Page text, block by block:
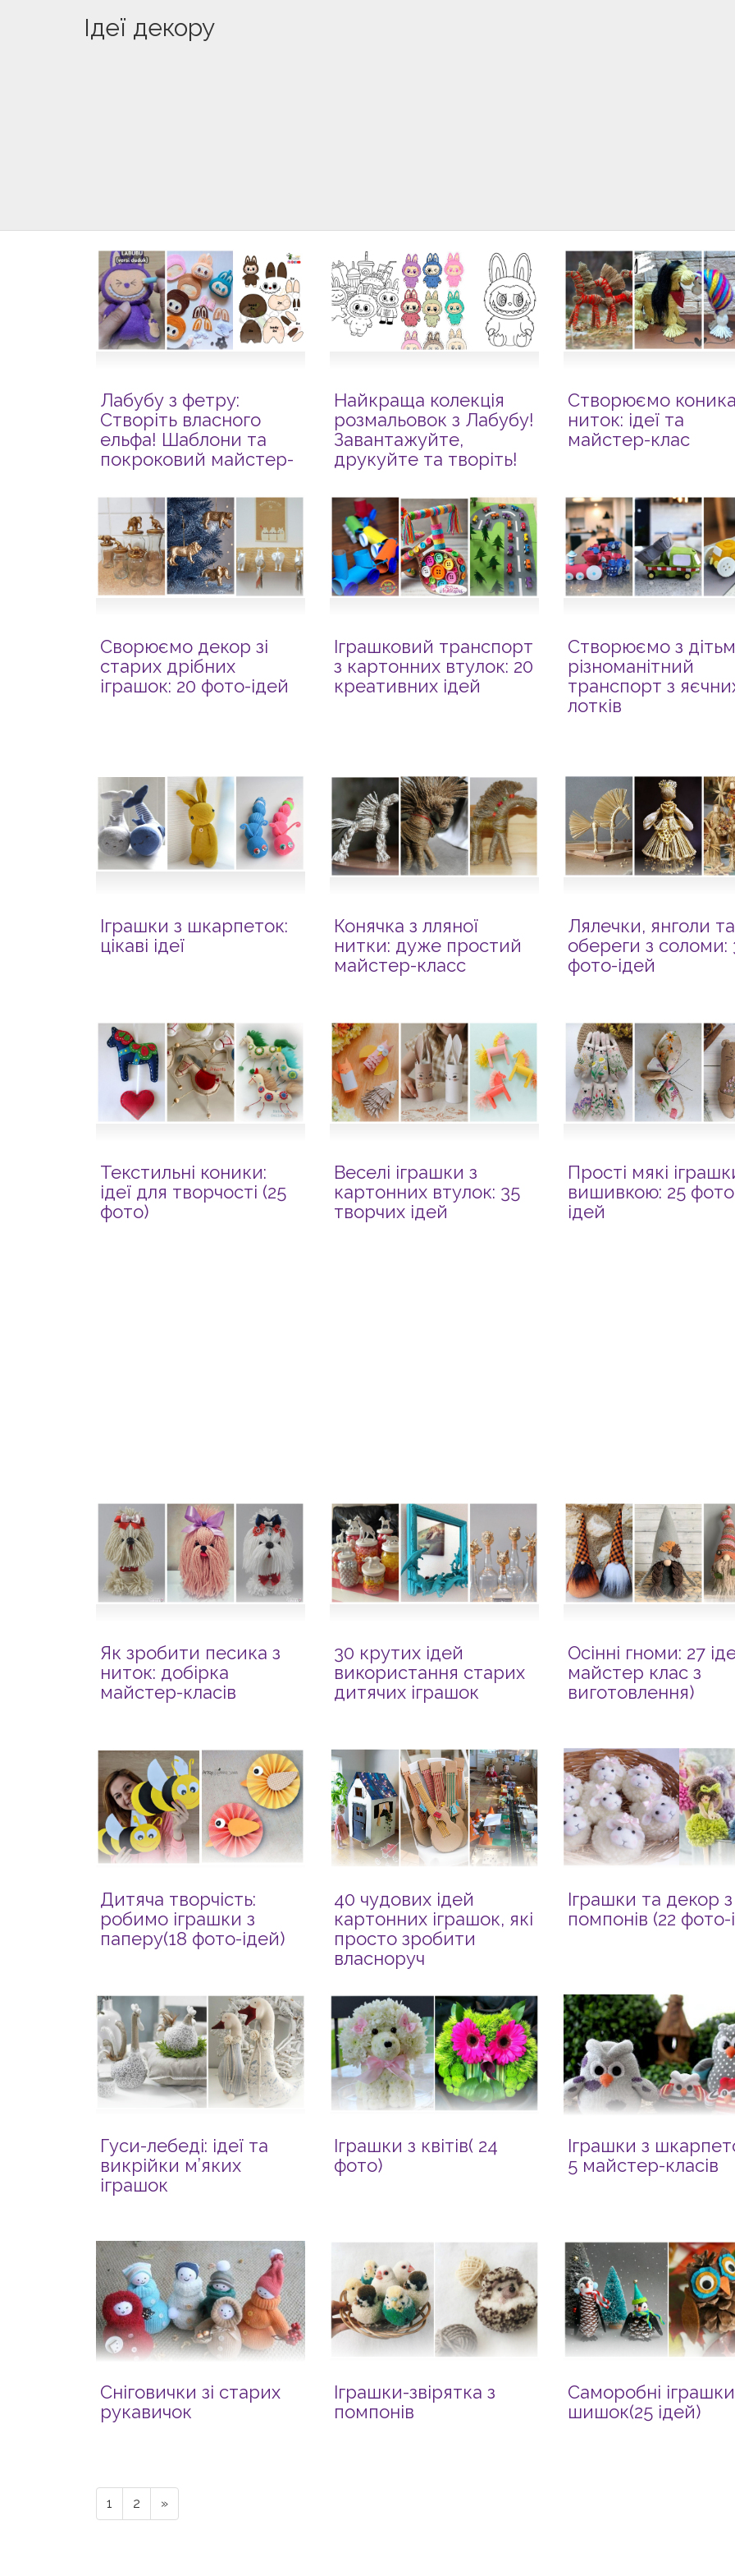
Ідеї декору
Лабубу з фетру:
Створіть власного
ельфа! Шаблони та
покроковий майстер-
Найкраща колекція
розмальовок з Лабубу!
Завантажуйте,
друкуйте та творіть!
Створюємо
ниток: ідеї та
майстер-клас
Сворюємо декор зі
старих дрібних
іграшок: 20 фото-ідей
Іграшковий транспорт
з картонних втулок: 20
креативних ідей
Створюємо з
різноманітний
транспорт з
лотків
Іграшки з шкарпеток:
цікаві ідеї
Конячка з лляної
нитки: дуже простий
майстер-класс
Лялечки, янголи та
обереги з соломи:
фото-ідей
Текстильні коники:
ідеї для творчості (25
фото)
Веселі іграшки з
картонних втулок: 35
творчих ідей
Прості мякі
вишивкою: 25 фото
ідей
Як зробити песика з
ниток: добірка
майстер-класів
30 крутих ідей
використання старих
дитячих іграшок
Осінні гноми: 27
майстер клас з
виготовлення)
Дитяча творчість:
робимо іграшки з
паперу(18 фото-ідей)
40 чудових ідей
картонних іграшок, які
просто зробити
власноруч
Іграшки та декор з
помпонів (22 фото-
Гуси-лебеді: ідеї та
викрійки м’яких
іграшок
Іграшки з квітів( 24
фото)
Іграшки з
5 майстер-класів
Сніговички зі старих
рукавичок
Іграшки-звірятка з
помпонів
Саморобні
шишок(25 ідей)
1 2 »